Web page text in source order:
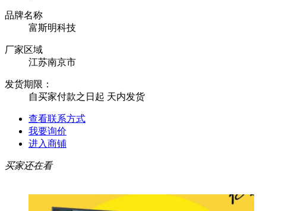
品牌名称
富斯明科技
厂家区域
江苏南京市
发货期限：
自买家付款之日起 天内发货
查看联系方式
我要询价
进入商铺
买家还在看